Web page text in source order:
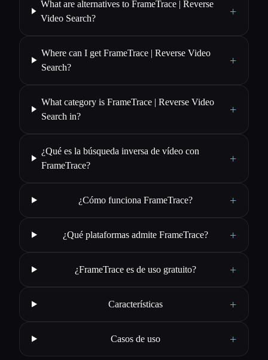
What are alternatives to FrameTrace | Reverse
Video Search?
+
Where can I get FrameTrace | Reverse Video
Search?
+
What category is FrameTrace | Reverse Video
Search in?
+
¿Qué es la búsqueda inversa de vídeo con
FrameTrace?
+
¿Cómo funciona FrameTrace? +
¿Qué plataformas admite FrameTrace? +
¿FrameTrace es de uso gratuito? +
Características +
Casos de uso +